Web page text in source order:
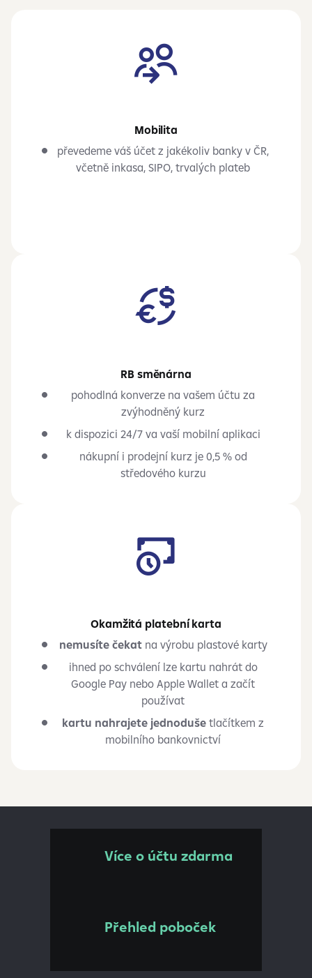
Mobilita
převedeme váš účet z jakékoliv banky v ČR,
včetně inkasa, SIPO, trvalých plateb
RB směnárna
pohodlná konverze na vašem účtu za
zvýhodněný kurz
k dispozici 24/7 va vaší mobilní aplikaci
nákupní i prodejní kurz je 0,5 % od
středového kurzu
Okamžitá platební karta
nemusíte čekat na výrobu plastové karty
ihned po schválení lze kartu nahrát do
Google Pay nebo Apple Wallet a začít
používat
kartu nahrajete jednoduše tlačítkem z
mobilního bankovnictví
Více o účtu zdarma
Přehled poboček